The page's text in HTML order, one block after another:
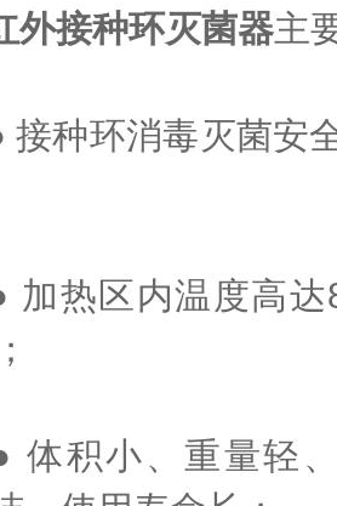
外接种环灭菌器主
环消毒灭菌安全
区内温度高达
积小、重量轻、